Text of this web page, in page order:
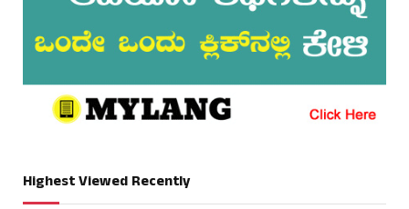
Highest Viewed Recently